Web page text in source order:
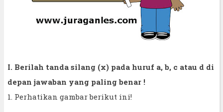
I. Berilah tanda silang (x) pada huruf a, b, c atau d di
depan jawaban yang paling benar !
1. Perhatikan gambar berikut ini!